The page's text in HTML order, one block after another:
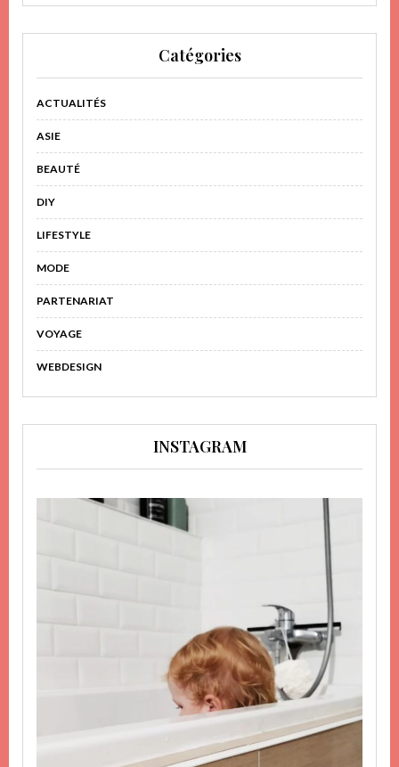
Catégories
ACTUALITÉS
ASIE
BEAUTÉ
DIY
LIFESTYLE
MODE
PARTENARIAT
VOYAGE
WEBDESIGN
INSTAGRAM